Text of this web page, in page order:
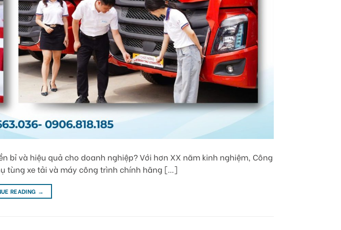
bỉ và hiệu quả cho doanh nghiệp? Với hơn XX năm kinh nghiệm, Công
tùng xe tải và máy công trình chính hãng […]
READING →